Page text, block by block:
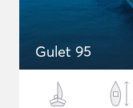
Gulet 95